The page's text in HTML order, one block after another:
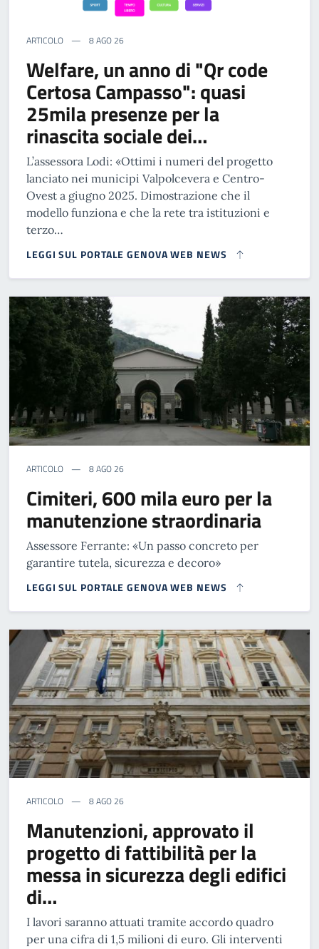
ARTICOLO 8 AGO 26
Welfare, un anno di "Qr code
Certosa Campasso": quasi
25mila presenze per la
rinascita sociale dei…
L’assessora Lodi: «Ottimi i numeri del progetto
lanciato nei municipi Valpolcevera e Centro-
Ovest a giugno 2025. Dimostrazione che il
modello funziona e che la rete tra istituzioni e
terzo…
LEGGI SUL PORTALE GENOVA WEB NEWS
ARTICOLO 8 AGO 26
Cimiteri, 600 mila euro per la
manutenzione straordinaria
Assessore Ferrante: «Un passo concreto per
garantire tutela, sicurezza e decoro»
LEGGI SUL PORTALE GENOVA WEB NEWS
ARTICOLO 8 AGO 26
Manutenzioni, approvato il
progetto di fattibilità per la
messa in sicurezza degli edifici
di…
I lavori saranno attuati tramite accordo quadro
per una cifra di 1,5 milioni di euro. Gli interventi